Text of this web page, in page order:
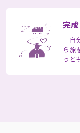
完
「
ら旅
っと